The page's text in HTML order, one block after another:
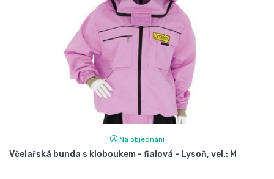
Na objednání
Včelařská bunda s kloboukem - fialová - Lysoň, vel.: M